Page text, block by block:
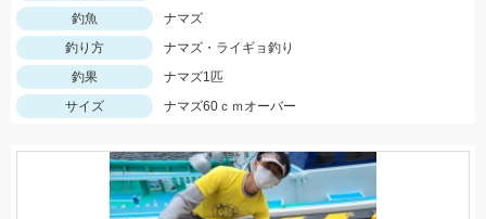
釣魚
ナマズ
釣り方
ナマズ・ライギョ釣り
釣果
ナマズ1匹
サイズ
ナマズ60ｃｍオーバー